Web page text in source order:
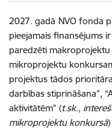
2027. gadā NVO fonda
pieejamais finansējums ir
paredzēti
mikroprojektu
projektus tādos
darbības stiprināšana”,
aktivitātēm” (t.sk.,
mikroprojektu konkursā